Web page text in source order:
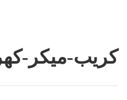
كريب-ميكر-